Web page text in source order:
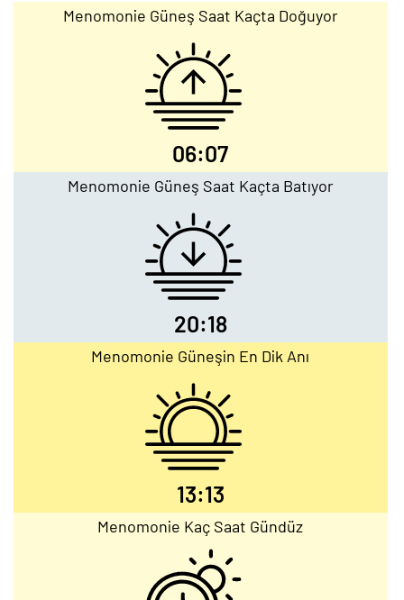
Menomonie Güneş Saat Kaçta Doğuyor
06:07
Menomonie Güneş Saat Kaçta Batıyor
20:18
Menomonie Güneşin En Dik Anı
13:13
Menomonie Kaç Saat Gündüz